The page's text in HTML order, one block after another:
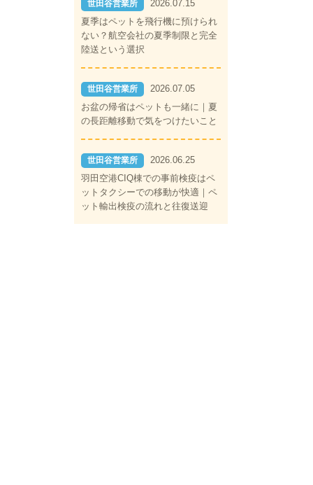
世田谷営業所
2026.07.15
夏季はペットを飛行機に預けられ
ない？航空会社の夏季制限と完全
陸送という選択
世田谷営業所
2026.07.05
お盆の帰省はペットも一緒に｜夏
の長距離移動で気をつけたいこと
世田谷営業所
2026.06.25
羽田空港CIQ棟での事前検疫はペ
ットタクシーでの移動が快適｜ペ
ット輸出検疫の流れと往復送迎